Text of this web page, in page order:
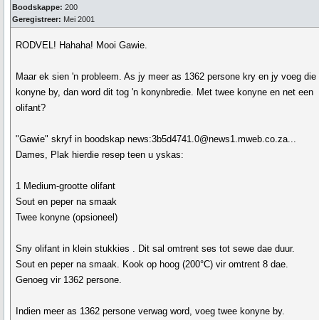
Boodskappe: 200
Geregistreer: Mei 2001
RODVEL! Hahaha! Mooi Gawie.
Maar ek sien 'n probleem. As jy meer as 1362 persone kry en jy voeg die
konyne by, dan word dit tog 'n konynbredie. Met twee konyne en net een
olifant?
"Gawie" skryf in boodskap news:3b5d4741.0@news1.mweb.co.za...
Dames, Plak hierdie resep teen u yskas:
1 Medium-grootte olifant
Sout en peper na smaak
Twee konyne (opsioneel)
Sny olifant in klein stukkies . Dit sal omtrent ses tot sewe dae duur.
Sout en peper na smaak. Kook op hoog (200°C) vir omtrent 8 dae.
Genoeg vir 1362 persone.
Indien meer as 1362 persone verwag word, voeg twee konyne by.